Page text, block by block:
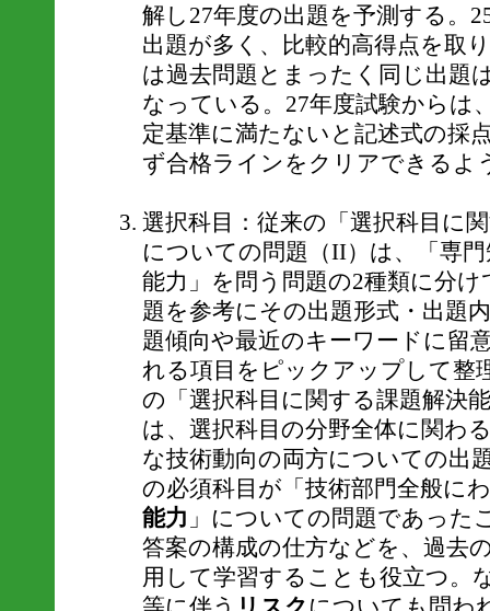
解し27年度の出題を予測する。
出題が多く、比較的高得点を取
は過去問題とまったく同じ出題
なっている。27年度試験からは
定基準に満たないと記述式の採
ず合格ラインをクリアできるよ
選択科目：従来の「選択科目に
についての問題（II）は、「専
能力」を問う問題の2種類に分
題を参考にその出題形式・出題
題傾向や最近のキーワードに留
れる項目をピックアップして整
の「選択科目に関する課題解決
は、選択科目の分野全体に関わ
な技術動向の両方についての出
の必須科目が「技術部門全般に
能力 」についての問題であった
答案の構成の仕方などを、過去
用して学習することも役立つ。